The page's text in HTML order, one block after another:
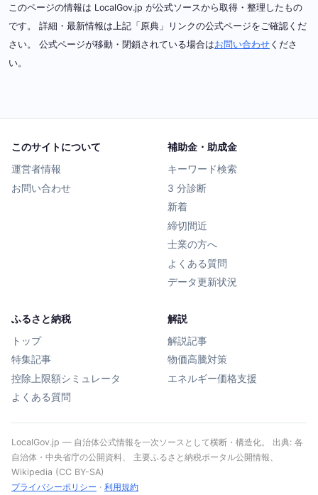
このページの情報は LocalGov.jp が公式ソースから取得・整理したもの
です。 詳細・最新情報は上記「原典」リンクの公式ページをご確認くだ
さい。 公式ページが移動・閉鎖されている場合はお問い合わせ くださ
い。
このサイトについて
運営者情報
お問い合わせ
補助金・助成金
キーワード検索
3 分診断
新着
締切間近
士業の方へ
よくある質問
データ更新状況
ふるさと納税
トップ
特集記事
控除上限額シミュレータ
よくある質問
解説
解説記事
物価高騰対策
エネルギー価格支援
LocalGov.jp — 自治体公式情報を一次ソースとして横断・構造化。 出典: 各
自治体・中央省庁の公開資料、 主要ふるさと納税ポータル公開情報、
Wikipedia (CC BY-SA)
プライバシーポリシー · 利用規約